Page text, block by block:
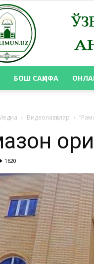
БОШ САҲИФА
Видеолавҳалар
1620